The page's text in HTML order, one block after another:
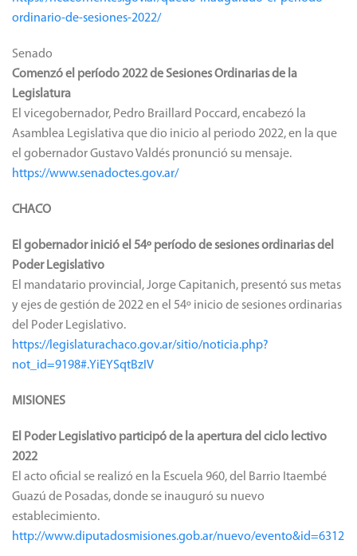
ordinario-de-sesiones-2022/
Senado
Comenzó el período 2022 de Sesiones Ordinarias de la
Legislatura
El vicegobernador, Pedro Braillard Poccard, encabezó la
Asamblea Legislativa que dio inicio al periodo 2022, en la que
el gobernador Gustavo Valdés pronunció su mensaje.
https://www.senadoctes.gov.ar/
CHACO
El gobernador inició el 54º período de sesiones ordinarias del
Poder Legislativo
El mandatario provincial, Jorge Capitanich, presentó sus metas
y ejes de gestión de 2022 en el 54º inicio de sesiones ordinarias
del Poder Legislativo.
https://legislaturachaco.gov.ar/sitio/noticia.php?
not_id=9198#.YiEYSqtBzIV
MISIONES
El Poder Legislativo participó de la apertura del ciclo lectivo
2022
El acto oficial se realizó en la Escuela 960, del Barrio Itaembé
Guazú de Posadas, donde se inauguró su nuevo
establecimiento.
http://www.diputadosmisiones.gob.ar/nuevo/evento&id=6312